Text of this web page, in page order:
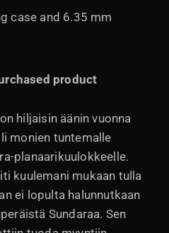
case and 6.35 mm
product
hiljaisin äänin vuonna
monien tuntemalle
planaarikuulokkeelle.
kuulemani mukaan tulla
ei lopulta halunnutkaan
Sundaraa. Sen